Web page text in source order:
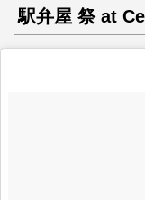
駅弁屋 祭 at